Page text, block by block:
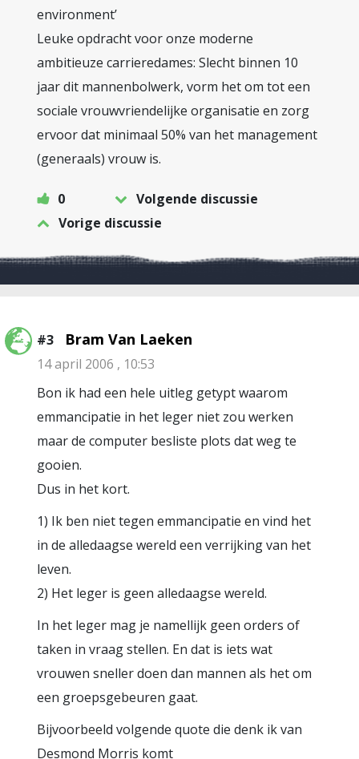
environment’
Leuke opdracht voor onze moderne
ambitieuze carrieredames: Slecht binnen 10
jaar dit mannenbolwerk, vorm het om tot een
sociale vrouwvriendelijke organisatie en zorg
ervoor dat minimaal 50% van het management
(generaals) vrouw is.
0
Volgende discussie
Vorige discussie
#3 Bram Van Laeken
14 april 2006 , 10:53
Bon ik had een hele uitleg getypt waarom
emmancipatie in het leger niet zou werken
maar de computer besliste plots dat weg te
gooien.
Dus in het kort.
1) Ik ben niet tegen emmancipatie en vind het
in de alledaagse wereld een verrijking van het
leven.
2) Het leger is geen alledaagse wereld.
In het leger mag je namellijk geen orders of
taken in vraag stellen. En dat is iets wat
vrouwen sneller doen dan mannen als het om
een groepsgebeuren gaat.
Bijvoorbeeld volgende quote die denk ik van
Desmond Morris komt